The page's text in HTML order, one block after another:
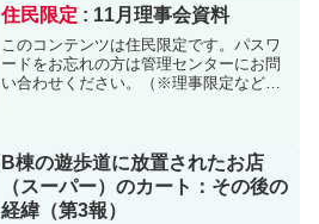
住民限定 : 11月理事会資料
このコンテンツは住民限定です。パスワ
ードをお忘れの方は管理センターにお問
い合わせください。（※理事限定など、
B棟の遊歩道に放置されたお店
（スーパー）のカート：その後の
経緯（第3報）